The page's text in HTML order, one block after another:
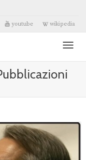
youtube wikipedia